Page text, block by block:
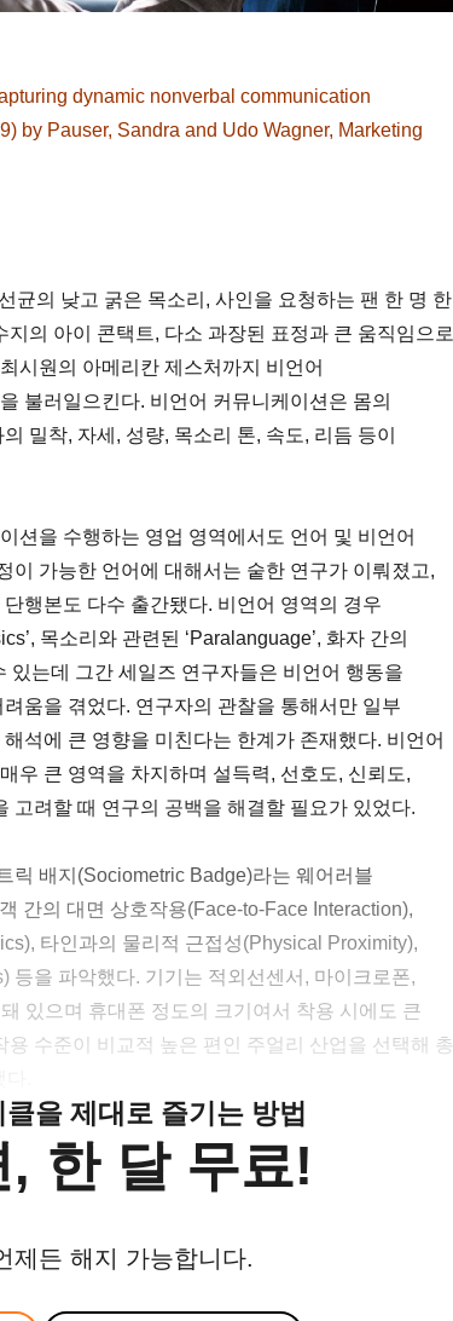
dynamic nonverbal communication
by Pauser, Sandra and Udo Wagner, Marketing
균의 낮고 굵은 목소리, 사인을 요청하는 팬 한 명 한
의 아이 콘택트, 다소 과장된 표정과 큰 움직임으로
시원의 아메리칸 제스처까지 비언어
불러일으킨다. 비언어 커뮤니케이션은 몸의
밀착, 자세, 성량, 목소리 톤, 속도, 리듬 등이
션을 수행하는 영업 영역에서도 언어 및 비언어
이 가능한 언어에 대해서는 숱한 연구가 이뤄졌고,
행본도 다수 출간됐다. 비언어 영역의 경우
목소리와 관련된 ‘Paralanguage’, 화자 간의
있는데 그간 세일즈 연구자들은 비언어 행동을
움을 겪었다. 연구자의 관찰을 통해서만 일부
석에 큰 영향을 미친다는 한계가 존재했다. 비언어
우 큰 영역을 차지하며 설득력, 선호도, 신뢰도,
고려할 때 연구의 공백을 해결할 필요가 있었다.
릭 배지(Sociometric Badge)라는 웨어러블
간의 대면 상호작용(Face-to-Face Interaction),
타인과의 물리적 근접성(Physical Proximity),
등을 파악했다. 기기는 적외선센서, 마이크로폰,
있으며 휴대폰 정도의 크기여서 착용 시에도 큰
수준이 비교적 높은 편인 주얼리 산업을 선택해 총
을 제대로 즐기는 방법
한 달 무료!
제든 해지 가능합니다.